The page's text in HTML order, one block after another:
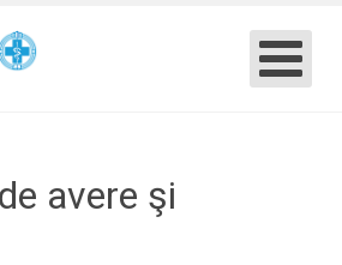
avere şi